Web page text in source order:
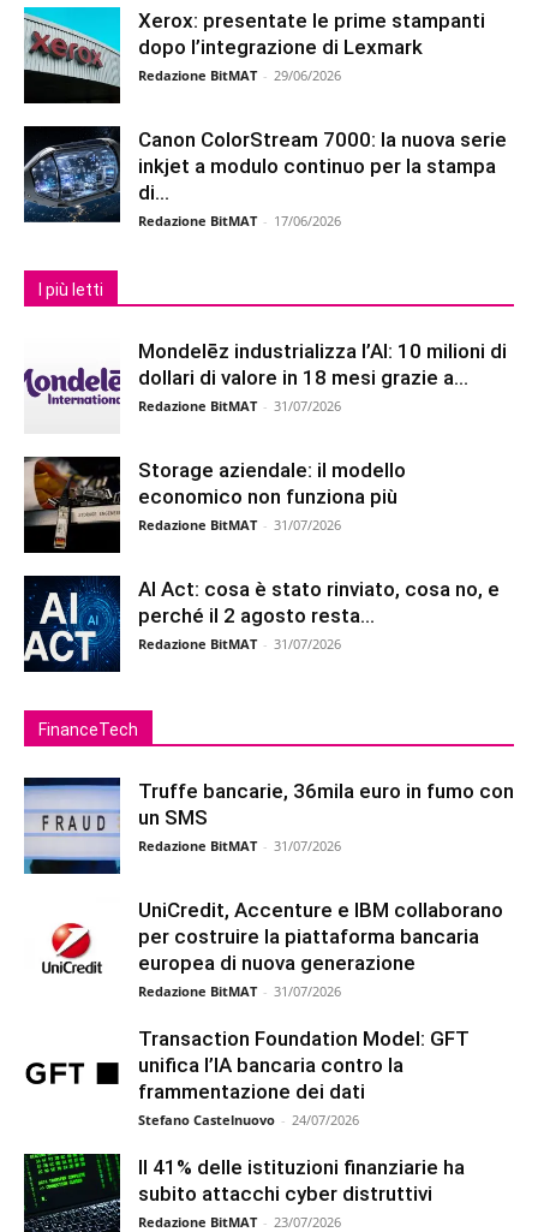
Xerox: presentate le prime stampanti
dopo l’integrazione di Lexmark
Redazione BitMAT - 29/06/2026
Canon ColorStream 7000: la nuova serie
inkjet a modulo continuo per la stampa
di...
Redazione BitMAT - 17/06/2026
I più letti
Mondelēz industrializza l’AI: 10 milioni di
dollari di valore in 18 mesi grazie a...
Redazione BitMAT - 31/07/2026
Storage aziendale: il modello
economico non funziona più
Redazione BitMAT - 31/07/2026
AI Act: cosa è stato rinviato, cosa no, e
perché il 2 agosto resta...
Redazione BitMAT - 31/07/2026
FinanceTech
Truffe bancarie, 36mila euro in fumo con
un SMS
Redazione BitMAT - 31/07/2026
UniCredit, Accenture e IBM collaborano
per costruire la piattaforma bancaria
europea di nuova generazione
Redazione BitMAT - 31/07/2026
Transaction Foundation Model: GFT
unifica l’IA bancaria contro la
frammentazione dei dati
Stefano Castelnuovo - 24/07/2026
Il 41% delle istituzioni finanziarie ha
subito attacchi cyber distruttivi
Redazione BitMAT - 23/07/2026